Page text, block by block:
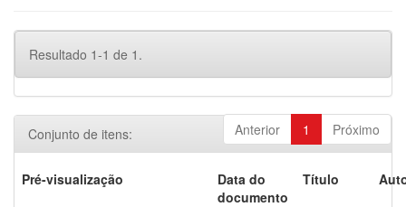
Resultado 1-1 de 1.
Anterior 1 Próximo
Conjunto de itens:
Pré-visualização
Data do
documento
Título